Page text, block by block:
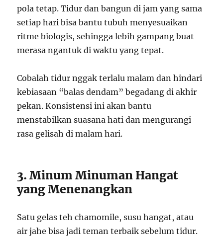
pola tetap. Tidur dan bangun di jam yang sama
setiap hari bisa bantu tubuh menyesuaikan
ritme biologis, sehingga lebih gampang buat
merasa ngantuk di waktu yang tepat.
Cobalah tidur nggak terlalu malam dan hindari
kebiasaan “balas dendam” begadang di akhir
pekan. Konsistensi ini akan bantu
menstabilkan suasana hati dan mengurangi
rasa gelisah di malam hari.
3. Minum Minuman Hangat
yang Menenangkan
Satu gelas teh chamomile, susu hangat, atau
air jahe bisa jadi teman terbaik sebelum tidur.